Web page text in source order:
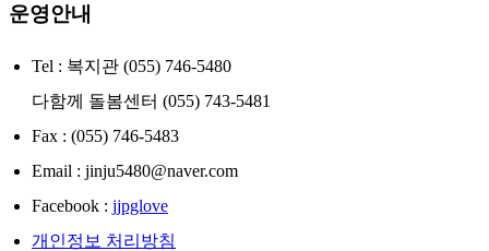
운영안내
Tel : 복지관 (055) 746-5480
다함께 돌봄센터 (055) 743-5481
Fax : (055) 746-5483
Email : jinju5480@naver.com
Facebook : jjpglove
개인정보 처리방침